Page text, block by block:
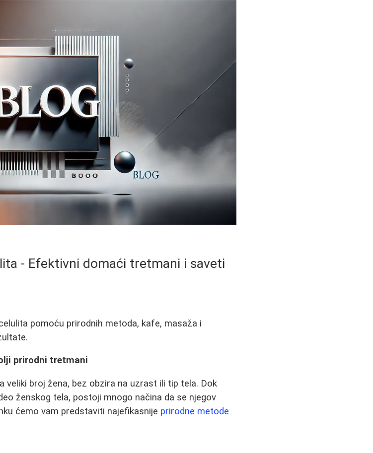
- Efektivni domaći tretmani i saveti
pomoću prirodnih metoda, kafe, masaža i
prirodni tretmani
veliki broj žena, bez obzira na uzrast ili tip tela. Dok
ženskog tela, postoji mnogo načina da se njegov
ćemo vam predstaviti najefikasnije prirodne metode